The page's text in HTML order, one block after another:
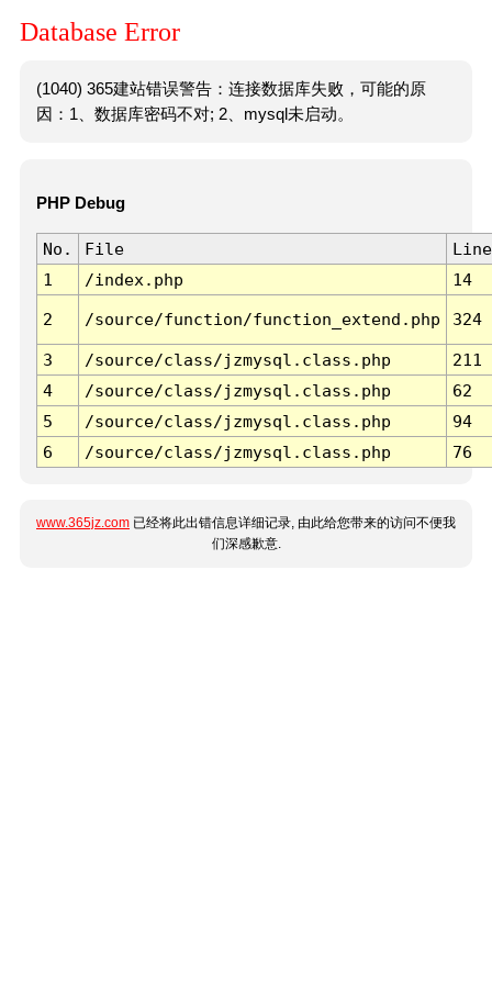
Database Error
(1040) 365建站错误警告：连接数据库失败，可能的原
因：1、数据库密码不对; 2、mysql未启动。
PHP Debug
No. File
Line
1
/index.php 14
2 /source/function/function_extend.php 324
3 /source/class/jzmysql.class.php
211
4
/source/class/jzmysql.class.php
62
5
/source/class/jzmysql.class.php
94
6
/source/class/jzmysql.class.php 76
www.365jz.com 已经将此出错信息详细记录, 由此给您带来的访问不便我
们深感歉意.